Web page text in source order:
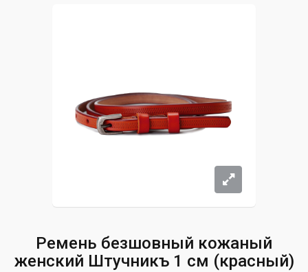
Ремень безшовный кожаный
женский Штучникъ 1 см (красный)